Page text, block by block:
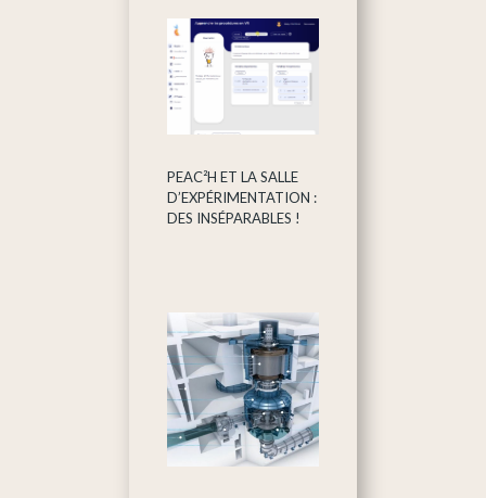
PEAC²H ET LA SALLE
D’EXPÉRIMENTATION :
DES INSÉPARABLES !